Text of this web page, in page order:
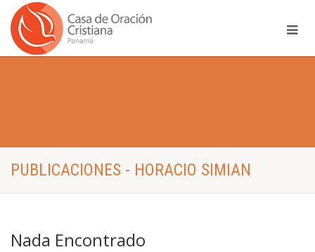
PUBLICACIONES - HORACIO SIMIAN
Nada Encontrado